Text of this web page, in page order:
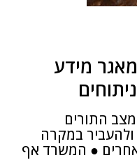
מידע
מצב התורים
במקרה
אחרים ● המשרד אף